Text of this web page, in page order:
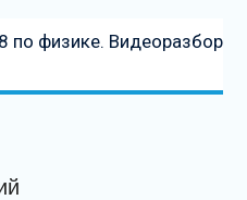
по физике. Видеоразбор